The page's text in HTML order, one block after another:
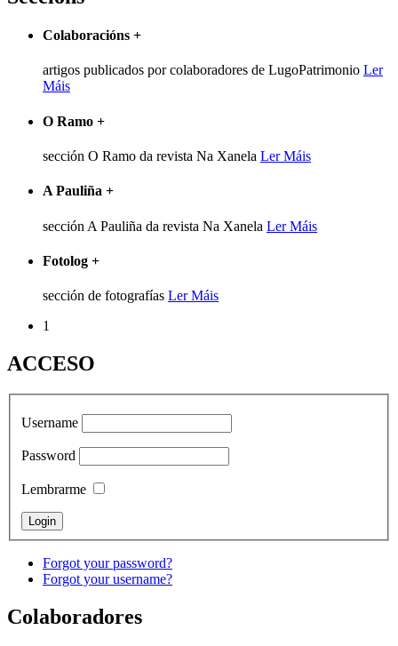
Colaboracións +
artigos publicados por colaboradores de LugoPatrimonio Ler
Máis
O Ramo +
sección O Ramo da revista Na Xanela Ler Máis
A Pauliña +
sección A Pauliña da revista Na Xanela Ler Máis
Fotolog +
sección de fotografías Ler Máis
1
ACCESO
Username
Password
Lembrarme
Forgot your password?
Forgot your username?
Colaboradores